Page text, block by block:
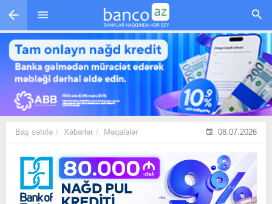
Skip to main content
Baş səhifə Xəbərlər Məqalələr 08.07.2026